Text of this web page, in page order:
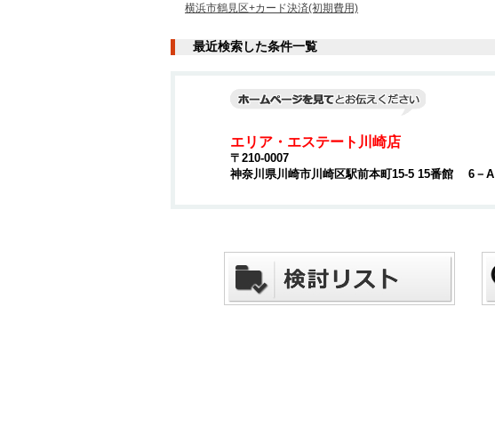
横浜市鶴見区+カード決済(初期費用)
最近検索した条件一覧
エリア・エステート川崎店
〒210-0007
神奈川県川崎市川崎区駅前本町15-5 15番館 6－A